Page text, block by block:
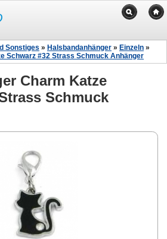
Sonstiges » Halsbandanhänger » Einzeln »
Schwarz #32 Strass Schmuck Anhänger
Charm Katze
Schmuck